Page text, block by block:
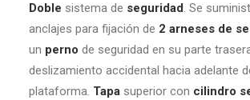
Doble sistema de seguridad. Se
anclajes para fijación de 2 arneses de
un perno de seguridad en su parte
deslizamiento accidental hacia adelante
plataforma. Tapa superior con cilindro